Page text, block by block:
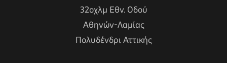
32οχλμ Εθν. Οδού
Αθηνών-Λαμίας
Πολυδένδρι Αττικής